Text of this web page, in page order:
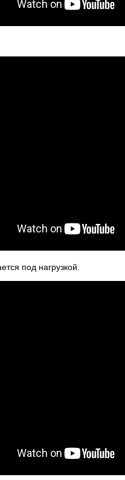
под нагрузкой.